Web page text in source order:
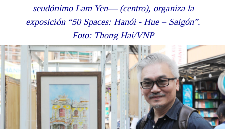
seudónimo Lam Yen— (centro), organiza la
exposición “50 Spaces: Hanói - Hue – Saigón”.
Foto: Thong Hai/VNP